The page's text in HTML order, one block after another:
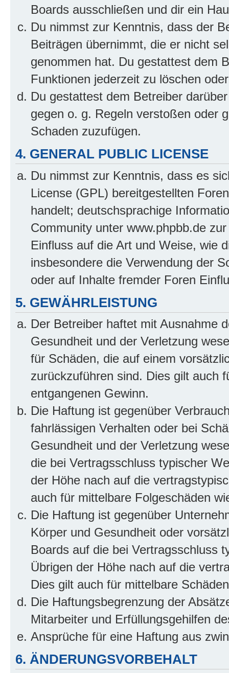
Boards ausschließen und dir ein
Du nimmst zur Kenntnis, dass der
Beiträgen übernimmt, die er nicht
genommen hat. Du gestattest dem
Funktionen jederzeit zu löschen
Du gestattest dem Betreiber
gegen o. g. Regeln verstoßen oder
Schaden zuzufügen.
4. GENERAL PUBLIC LICENSE
Du nimmst zur Kenntnis, dass es
License (GPL) bereitgestellten
handelt; deutschsprachige
Community unter www.phpbb.de
Einfluss auf die Art und Weise, wie
insbesondere die Verwendung der
oder auf Inhalte fremder Foren
5. GEWÄHRLEISTUNG
Der Betreiber haftet mit Ausnahme
Gesundheit und der Verletzung
für Schäden, die auf einem
zurückzuführen sind. Dies gilt auch
entgangenen Gewinn.
Die Haftung ist gegenüber
fahrlässigen Verhalten oder bei
Gesundheit und der Verletzung
die bei Vertragsschluss typischer
der Höhe nach auf die
auch für mittelbare Folgeschäden
Die Haftung ist gegenüber
Körper und Gesundheit oder
Boards auf die bei Vertragsschluss
Übrigen der Höhe nach auf die
Dies gilt auch für mittelbare
Die Haftungsbegrenzung der
Mitarbeiter und Erfüllungsgehilfen
Ansprüche für eine Haftung aus
6. ÄNDERUNGSVORBEHALT